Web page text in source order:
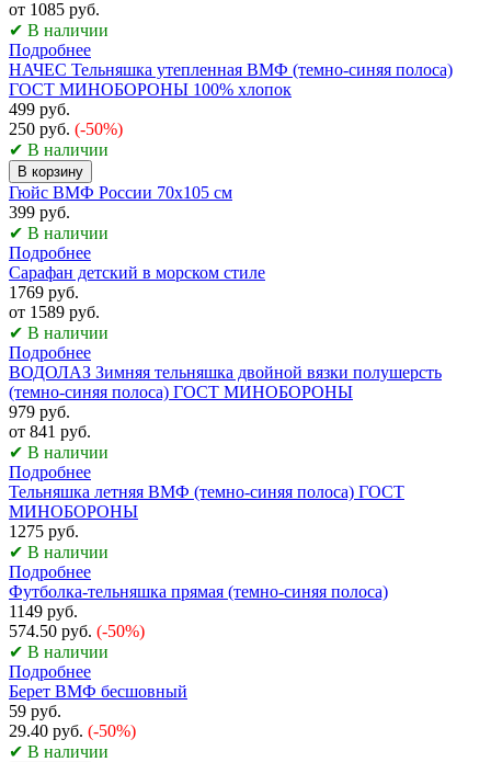
от 1085 руб.
✔ В наличии
Подробнее
НАЧЕС Тельняшка утепленная ВМФ (темно-синяя полоса)
ГОСТ МИНОБОРОНЫ 100% хлопок
499 руб.
250 руб. (-50%)
✔ В наличии
В корзину
Гюйс ВМФ России 70х105 см
399 руб.
✔ В наличии
Подробнее
Сарафан детский в морском стиле
1769 руб.
от 1589 руб.
✔ В наличии
Подробнее
ВОДОЛАЗ Зимняя тельняшка двойной вязки полушерсть
(темно-синяя полоса) ГОСТ МИНОБОРОНЫ
979 руб.
от 841 руб.
✔ В наличии
Подробнее
Тельняшка летняя ВМФ (темно-синяя полоса) ГОСТ
МИНОБОРОНЫ
1275 руб.
✔ В наличии
Подробнее
Футболка-тельняшка прямая (темно-синяя полоса)
1149 руб.
574.50 руб. (-50%)
✔ В наличии
Подробнее
Берет ВМФ бесшовный
59 руб.
29.40 руб. (-50%)
✔ В наличии